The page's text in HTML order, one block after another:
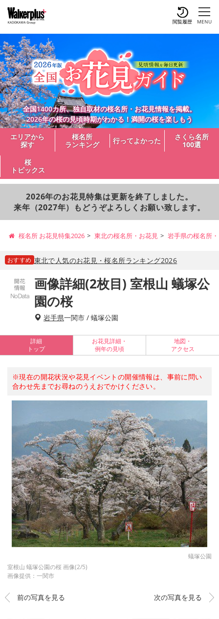
MENU
閲覧履歴
全国1400カ所、独自取材の桜名所・お花見情報を掲載。
2026年の桜の見頃時期がわかる！満開の桜を楽しもう
エリアから
探す
桜名所
ランキング
行ってよかった
さくら名所
100選
桜
トピックス
2026年のお花見特集は更新を終了しました。
来年（2027年）もどうぞよろしくお願い致します。
桜名所 お花見特集2026 東北の桜名所・お花見 岩手県の桜名所
おすすめ 東北で人気のお花見・桜名所ランキング2026
画像詳細(2枚目) 室根山 蟻塚公
園の桜
岩手県一関市 / 蟻塚公園
詳細
トップ
お花見詳細・
例年の見頃
地図・
アクセス
※現在の開花状況や花見イベントの開催情報は、事前に問い
合わせ先までお尋ねのうえおでかけください。
蟻塚公園
室根山 蟻塚公園の桜 画像(2/5)
画像提供：一関市
前の写真を見る 次の写真を見る